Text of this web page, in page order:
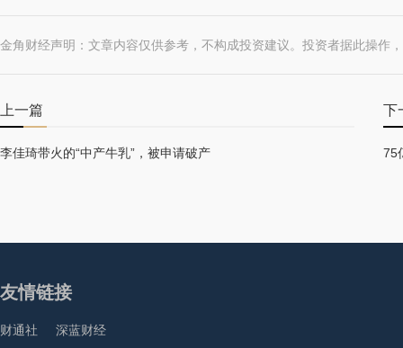
金角财经声明：文章内容仅供参考，不构成投资建议。投资者据此操作
上一篇
李佳琦带火的“中产牛乳”，被申请破产
下
75
友情链接
财通社 深蓝财经